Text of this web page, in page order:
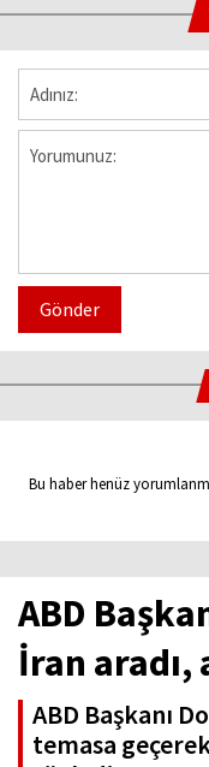
Gönder
Bu haber henüz
ABD
İran
ABD Başkanı
temasa